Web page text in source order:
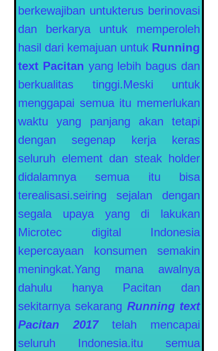
berkewajiban untukterus berinovasi
dan berkarya untuk memperoleh
hasil dari kemajuan untuk Running
text Pacitan yang lebih bagus dan
berkualitas tinggi.Meski untuk
menggapai semua itu memerlukan
waktu yang panjang akan tetapi
dengan segenap kerja keras
seluruh element dan steak holder
didalamnya semua itu bisa
terealisasi.seiring sejalan dengan
segala upaya yang di lakukan
Microtec digital Indonesia
kepercayaan konsumen semakin
meningkat.Yang mana awalnya
dahulu hanya Pacitan dan
sekitarnya sekarang Running text
Pacitan
2017
telah mencapai
seluruh Indonesia.itu semua